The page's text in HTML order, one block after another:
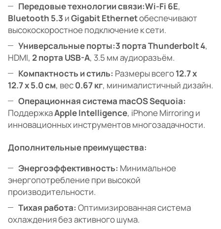
Передовые технологии связи:Wi-Fi 6E,
Bluetooth 5.3 иGigabit Ethernetобеспечивают
высокоскоростное подключение к сети.
Универсальные порты:3 порта Thunderbolt 4,
HDMI, 2 порта USB-A, 3.5 мм аудиоразъём.
Компактность и стиль: Размеры всего12.7 x
12.7 x 5.0 см, вес0.67 кг, минималистичный дизайн.
Операционная система macOS Sequoia:
ПоддержкаApple Intelligence, iPhone Mirroring и
инновационных инструментов многозадачности.
Дополнительные преимущества:
Энергоэффективность: Минимальное
энергопотребление при высокой
производительности.
Тихая работа: Оптимизированная система
охлаждения без активного шума.